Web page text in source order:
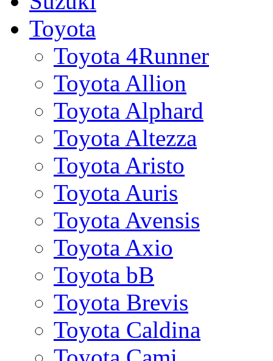
Toyota
Toyota 4Runner
Toyota Allion
Toyota Alphard
Toyota Altezza
Toyota Aristo
Toyota Auris
Toyota Avensis
Toyota Axio
Toyota bB
Toyota Brevis
Toyota Caldina